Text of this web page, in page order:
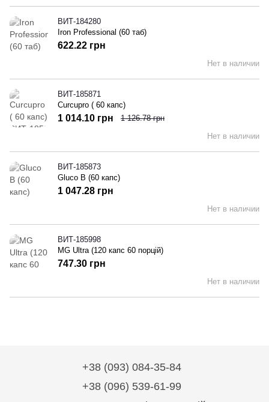
ВИТ-184280
Iron Professional (60 таб)
Нет в наличии
622.22 грн
ВИТ-185871
Curcupro ( 60 капс)
Нет в наличии
1 014.10 грн 1 126.78 грн
ВИТ-185873
Gluco B (60 капс)
Нет в наличии
1 047.28 грн
ВИТ-185998
MG Ultra (120 капс 60 порцiй)
Нет в наличии
747.30 грн
+38 (093) 084-35-84
+38 (096) 539-61-99